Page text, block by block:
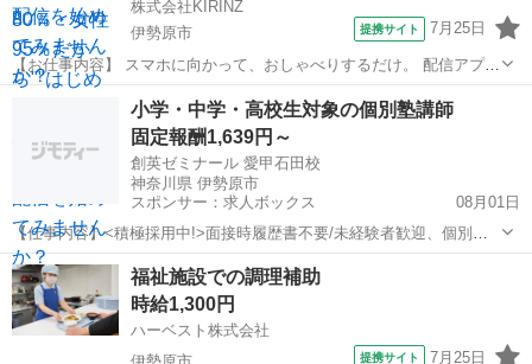
株式会社KIRINZ
伊勢原市
提携サイト 7月25日
【お仕事内容】 スマホに向かって、おしゃべりするだけ。 配信アプリ
（17LIVE／Pococha／IRIAM など）でライブ配信するお仕事です。
——————————— 配信内容はぜんぶ自由
——————————— ・今日...
伊勢原市 イベントスタッフ
小学・中学・高校生対象の個別塾講師
固定報酬1,639円～
創英ゼミナール 愛甲石田校
神奈川県 伊勢原市
スポンサー：求人ボックス
08月01日
【仕事内容】<積極採用中!>面接時履歴書不要/未経験者歓迎、個別指
導講師 <服装> 服装はスーツ、またはオフィスカジュアルでOK! カチ
ッとしすぎず、柔軟なスタイルで働けます。 この求人は職業紹介事業
者による紹介求人です。 <職業...
アルバイト・パート
福祉施設での調理補助
時給1,300円
ハーベスト株式会社
提携サイト 7月25日